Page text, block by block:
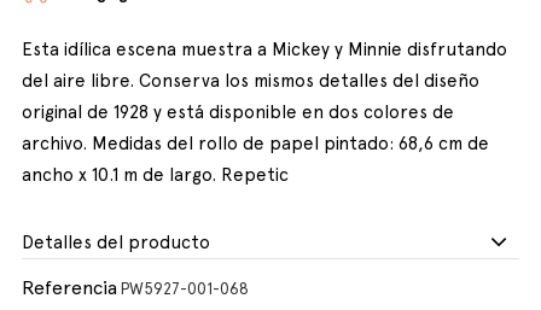
Esta idílica escena muestra a Mickey y Minnie disfrutando
del aire libre. Conserva los mismos detalles del diseño
original de 1928 y está disponible en dos colores de
archivo. Medidas del rollo de papel pintado: 68,6 cm de
ancho x 10.1 m de largo. Repetic
Detalles del producto
Referencia PW5927-001-068